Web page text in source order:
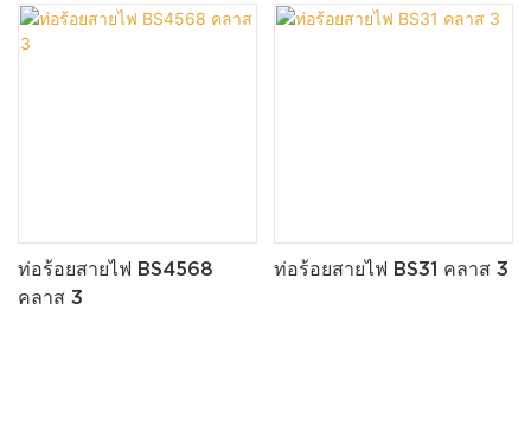
ท่อร้อยสายไฟ BS4568
คลาส 3
ท่อร้อยสายไฟ BS31 คลาส 3